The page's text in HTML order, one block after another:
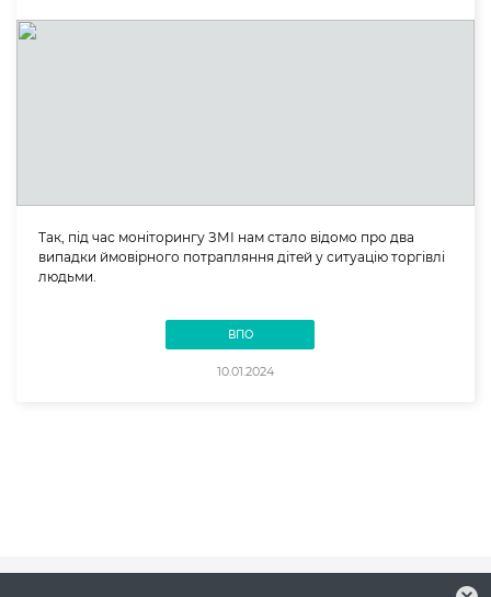
Так, під час моніторингу ЗМІ нам стало відомо про два
випадки ймовірного потрапляння дітей у ситуацію торгівлі
людьми.
ВПО
10.01.2024